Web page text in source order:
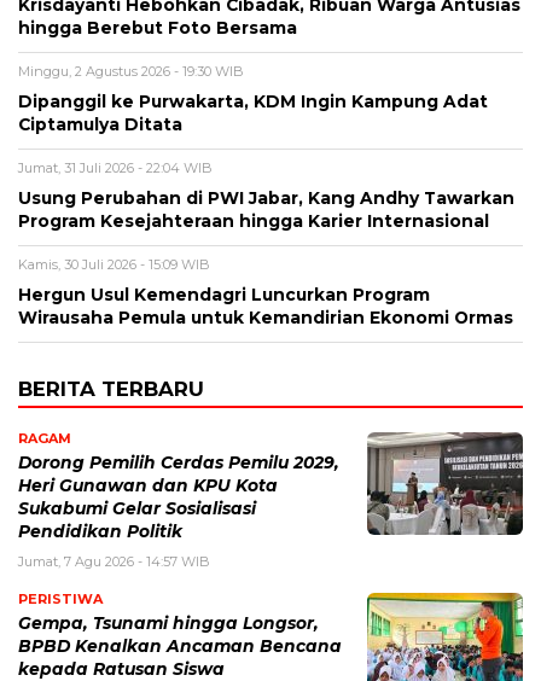
Krisdayanti Hebohkan Cibadak, Ribuan Warga Antusias
hingga Berebut Foto Bersama
Minggu, 2 Agustus 2026 - 19:30 WIB
Dipanggil ke Purwakarta, KDM Ingin Kampung Adat
Ciptamulya Ditata
Jumat, 31 Juli 2026 - 22:04 WIB
Usung Perubahan di PWI Jabar, Kang Andhy Tawarkan
Program Kesejahteraan hingga Karier Internasional
Kamis, 30 Juli 2026 - 15:09 WIB
Hergun Usul Kemendagri Luncurkan Program
Wirausaha Pemula untuk Kemandirian Ekonomi Ormas
BERITA TERBARU
RAGAM
Dorong Pemilih Cerdas Pemilu 2029,
Heri Gunawan dan KPU Kota
Sukabumi Gelar Sosialisasi
Pendidikan Politik
Jumat, 7 Agu 2026 - 14:57 WIB
PERISTIWA
Gempa, Tsunami hingga Longsor,
BPBD Kenalkan Ancaman Bencana
kepada Ratusan Siswa